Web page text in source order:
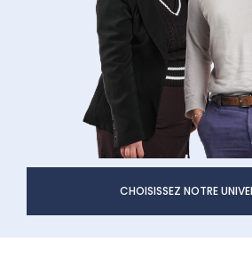
CHOISISSEZ NOTRE